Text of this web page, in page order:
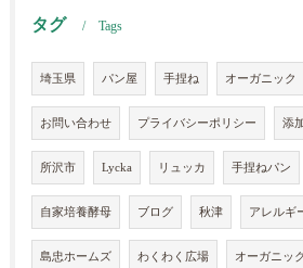
タグ Tags
埼玉県 パン屋 手捏ね オーガニック
お問い合わせ プライバシーポリシー 添
所沢市 Lycka リュッカ 手捏ねパン
自家培養酵母 ブログ 秋津 アレルギ
島忠ホームズ わくわく広場 オーガニッ